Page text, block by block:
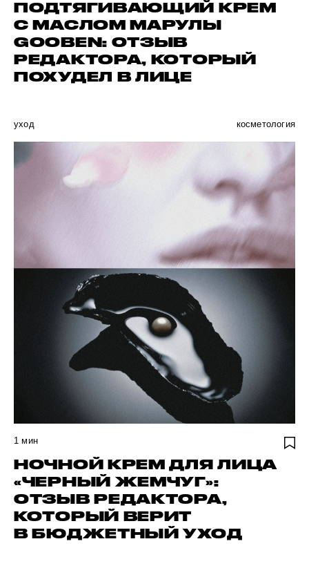
ПОДТЯГИВАЮЩИЙ КРЕМ
С МАСЛОМ МАРУЛЫ
GOOBEN: ОТЗЫВ
РЕДАКТОРА, КОТОРЫЙ
ПОХУДЕЛ В ЛИЦЕ
уход косметология
1 мин
НОЧНОЙ КРЕМ ДЛЯ ЛИЦА
«ЧЕРНЫЙ ЖЕМЧУГ»:
ОТЗЫВ РЕДАКТОРА,
КОТОРЫЙ ВЕРИТ
В БЮДЖЕТНЫЙ УХОД